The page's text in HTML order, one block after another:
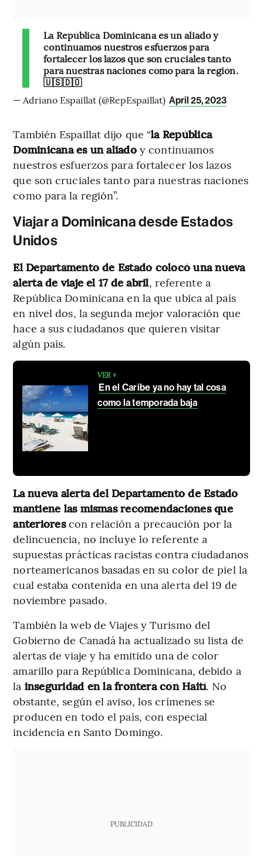
La República Dominicana es un aliado y
continuamos nuestros esfuerzos para
fortalecer los lazos que son cruciales tanto
para nuestras naciones como para la región.
🇺🇸🇩🇴
— Adriano Espaillat (@RepEspaillat) April 25, 2023
También Espaillat dijo que “la República
Dominicana es un aliadoy continuamos
nuestros esfuerzos para fortalecer los lazos
que son cruciales tanto para nuestras naciones
como para la región”.
Viajar a Dominicana desde Estados
Unidos
El Departamento de Estado colocó una nueva
alerta de viaje el 17 de abril, referente a
República Dominicana en la que ubica al país
en nivel dos, la segunda mejor valoración que
hace a sus ciudadanos que quieren visitar
algún país.
VER +
En el Caribe ya no hay tal cosa
como la temporada baja
La nueva alerta del Departamento de Estado
mantiene las mismas recomendaciones que
anteriorescon relación a precaución por la
delincuencia, no incluye lo referente a
supuestas prácticas racistas contra ciudadanos
norteamericanos basadas en su color de piel la
cual estaba contenida en una alerta del 19 de
noviembre pasado.
También la web de Viajes y Turismo del
Gobierno de Canadá ha actualizado su lista de
alertas de viaje y ha emitido una de color
amarillo para República Dominicana, debido a
la inseguridad en la frontera con Haití. No
obstante, según el aviso, los crímenes se
producen en todo el país, con especial
incidencia en Santo Domingo.
PUBLICIDAD